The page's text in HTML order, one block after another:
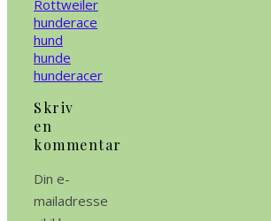
Skriv
en
kommentar
Din e-
mailadresse